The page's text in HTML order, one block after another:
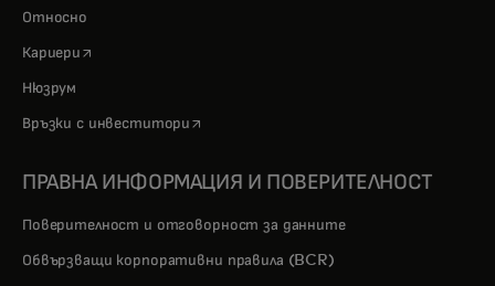
Относно
Кариери opens in a new tab
Нюзрум
Връзки с инвеститори opens in a new tab
ПРАВНА ИНФОРМАЦИЯ И ПОВЕРИТЕЛНОСТ
Поверителност и отговорност за данните
Обвързващи корпоративни правила (BCR)